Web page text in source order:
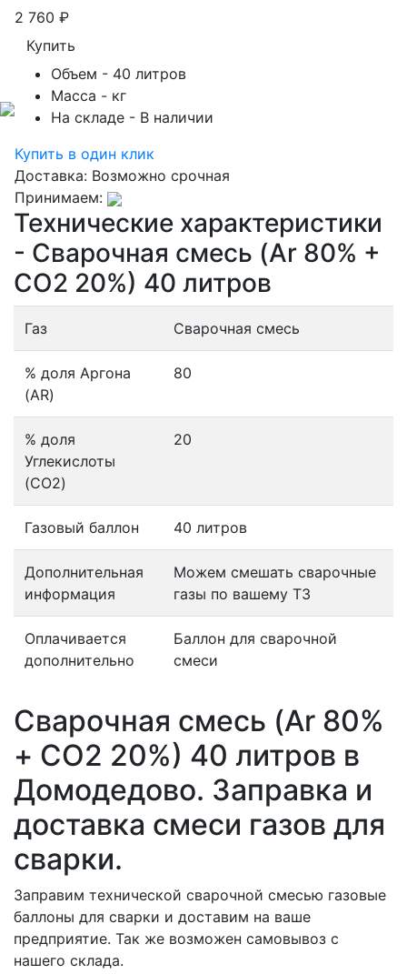
2 760 ₽
Купить
Объем - 40 литров
Масса - кг
На складе - В наличии
Купить в один клик
Доставка: Возможно срочная
Принимаем:
Технические характеристики
- Сварочная смесь (Ar 80% +
CO2 20%) 40 литров
Газ Сварочная смесь
% доля Аргона
(AR)
80
% доля
Углекислоты
(CO2)
20
Газовый баллон 40 литров
Дополнительная
информация
Можем смешать сварочные
газы по вашему ТЗ
Оплачивается
дополнительно
Баллон для сварочной
смеси
Сварочная смесь (Ar 80%
+ CO2 20%) 40 литров в
Домодедово. Заправка и
доставка смеси газов для
сварки.
Заправим технической сварочной смесью газовые
баллоны для сварки и доставим на ваше
предприятие. Так же возможен самовывоз с
нашего склада.